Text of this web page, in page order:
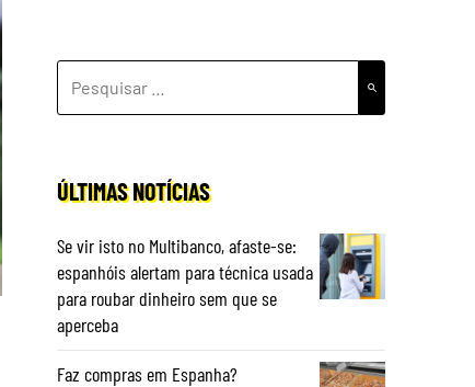
POR:
ÚLTIMAS NOTÍCIAS
Se vir isto no Multibanco, afaste-se:
espanhóis alertam para técnica usada
para roubar dinheiro sem que se
aperceba
Faz compras em Espanha?